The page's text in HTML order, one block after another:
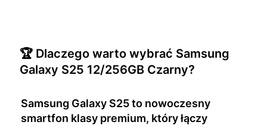
🏆 Dlaczego warto wybrać Samsung
Galaxy S25 12/256GB Czarny?
Samsung Galaxy S25 to nowoczesny
smartfon klasy premium, który łączy